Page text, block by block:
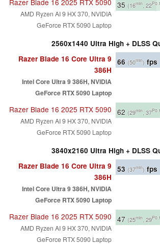
AMD Ryzen AI 9 HX 370, NVIDIA
GeForce RTX 5090 Laptop
35 (16min , 22
2560x1440 Ultra High + DLSS
Razer Blade 16 Core Ultra 9
386H
Intel Core Ultra 9 386H, NVIDIA
GeForce RTX 5090 Laptop
66 (50min) fps
Razer Blade 16 2025 RTX 5090
AMD Ryzen AI 9 HX 370, NVIDIA
GeForce RTX 5090 Laptop
62 (29min , 37P0.1
3840x2160 Ultra High + DLSS
Razer Blade 16 Core Ultra 9
386H
Intel Core Ultra 9 386H, NVIDIA
GeForce RTX 5090 Laptop
53 (37min) fps
Razer Blade 16 2025 RTX 5090
AMD Ryzen AI 9 HX 370, NVIDIA
GeForce RTX 5090 Laptop
47 (25min , 29P0.1